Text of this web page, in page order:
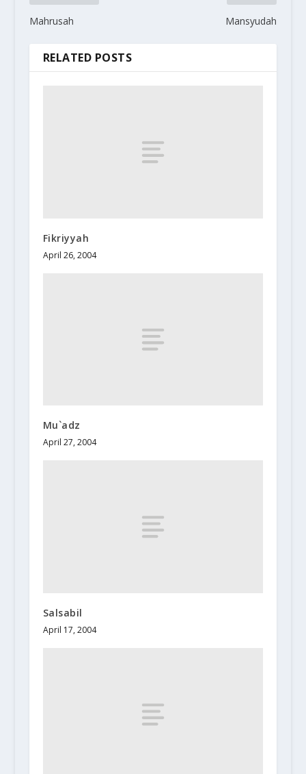
Mahrusah Mansyudah
RELATED POSTS
Fikriyyah
April 26, 2004
Mu`adz
April 27, 2004
Salsabil
April 17, 2004